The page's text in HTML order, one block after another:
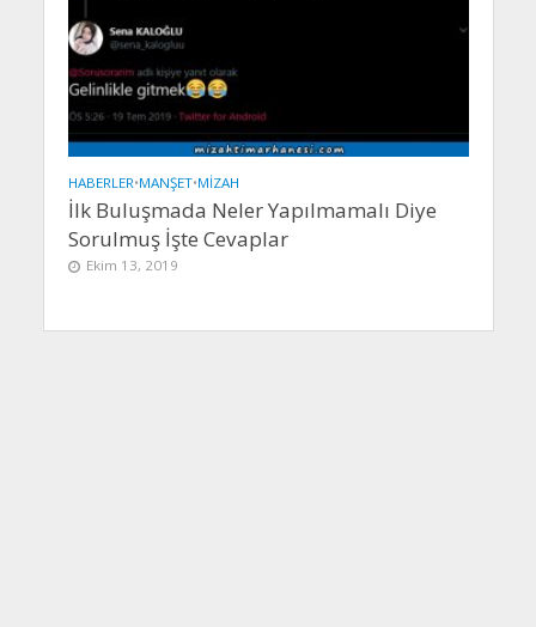
HABERLER•MANŞET•MIZAH
İlk Buluşmada Neler Yapılmamalı Diye
Sorulmuş İşte Cevaplar
Ekim 13, 2019